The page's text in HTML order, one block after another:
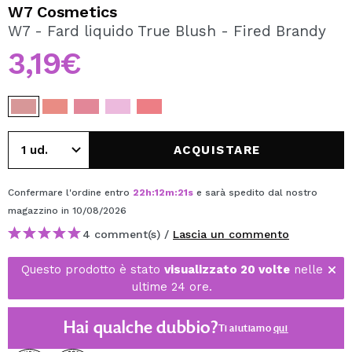
Creando un account su Maquibeauty.it potrai fare i tuoi
acquisti velocemente, controllare lo stato dei tuoi ordini e
consultare le tue operazioni precedenti.
W7 Cosmetics
W7 - Fard liquido True Blush - Fired Brandy
3,19€
ACQUISTARE
Confermare l'ordine entro 22h:12m:21s e sarà spedito dal nostro
magazzino in 10/08/2026
4 comment(s) / Lascia un commento
Questo prodotto è stato visualizzato 20 volte nelle
ultime 24 ore.
Hai qualche dubbio?Ti aiutiamoqui